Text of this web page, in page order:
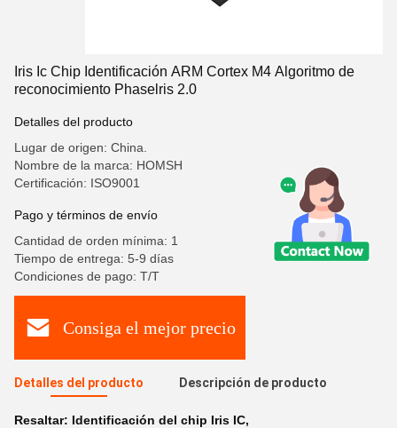
Iris Ic Chip Identificación ARM Cortex M4 Algoritmo de
reconocimiento Phaselris 2.0
Detalles del producto
Lugar de origen: China.
Nombre de la marca: HOMSH
Certificación: ISO9001
Pago y términos de envío
Cantidad de orden mínima: 1
Tiempo de entrega: 5-9 días
Condiciones de pago: T/T
Consiga el mejor precio
Detalles del producto Descripción de producto
Resaltar: Identificación del chip Iris IC,